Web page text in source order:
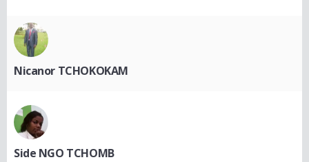
Nicanor TCHOKOKAM
Side NGO TCHOMB